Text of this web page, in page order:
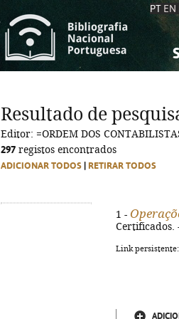
PT EN
Resultado de
Editor: =ORDEM DOS
297 registos encontrados
ADICIONAR TODOS RETIRAR TODOS
1 -
Certificados.
Link